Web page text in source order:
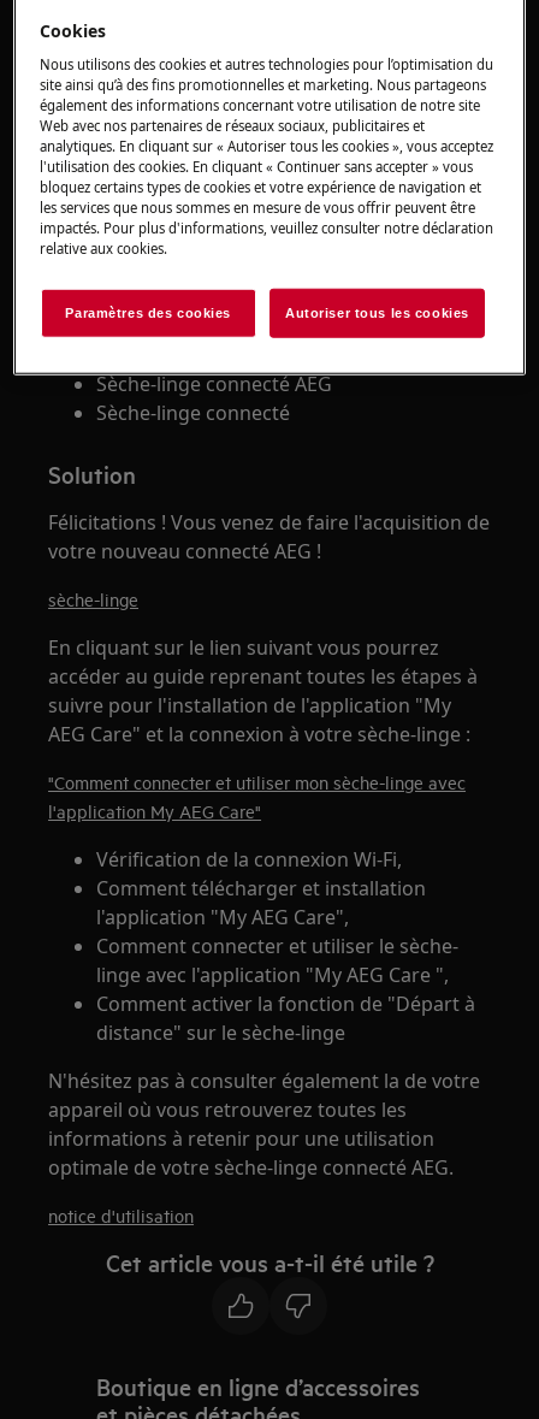
Comment contrôler à distance mon sèche-
linge ?
Comment activer la fonction "Départ à
distance" sur mon sèche-linge et l'utiliser
sur mon smartphone, tablette, appareil
mobile ?
Comment démarrer mon sèche-linge à
distance, à partir de mon smartphone, de
S'applique à
Sèche-linge connecté AEG
Sèche-linge connecté
Solution
Félicitations ! Vous venez de faire l'acquisition de
votre nouveau connecté AEG !
sèche-linge
En cliquant sur le lien suivant vous pourrez
accéder au guide reprenant toutes les étapes à
suivre pour l'installation de l'application "My
AEG Care" et la connexion à votre sèche-linge :
"Comment connecter et utiliser mon sèche-linge avec
l'application My AEG Care"
Vérification de la connexion Wi-Fi,
Comment télécharger et installation
l'application "My AEG Care",
Comment connecter et utiliser le sèche-
linge avec l'application "My AEG Care ",
Comment activer la fonction de "Départ à
distance" sur le sèche-linge
N'hésitez pas à consulter également la de votre
appareil où vous retrouverez toutes les
informations à retenir pour une utilisation
optimale de votre sèche-linge connecté AEG.
notice d'utilisation
Cet article vous a-t-il été utile ?
Boutique en ligne d’accessoires
Cookies
Nous utilisons des cookies et autres technologies pour l’optimisation du
site ainsi qu’à des fins promotionnelles et marketing. Nous partageons
également des informations concernant votre utilisation de notre site
Web avec nos partenaires de réseaux sociaux, publicitaires et
analytiques. En cliquant sur « Autoriser tous les cookies », vous acceptez
l'utilisation des cookies. En cliquant « Continuer sans accepter » vous
bloquez certains types de cookies et votre expérience de navigation et
les services que nous sommes en mesure de vous offrir peuvent être
impactés. Pour plus d'informations, veuillez consulter notre déclaration
relative aux cookies.
Paramètres des cookies Autoriser tous les cookies